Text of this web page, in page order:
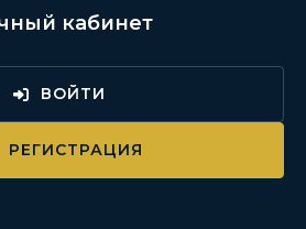
кабинет
ВОЙТИ
РЕГИСТРАЦИЯ